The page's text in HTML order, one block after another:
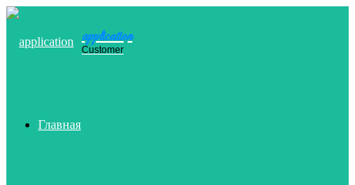
Menu application
Customer
Главная